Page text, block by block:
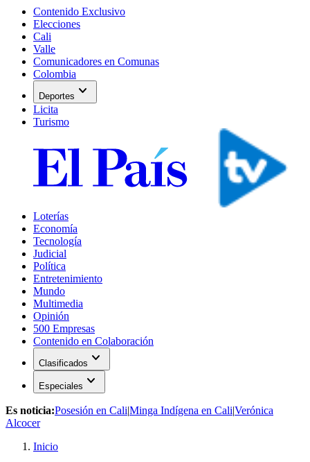
Contenido Exclusivo
Elecciones
Cali
Valle
Comunicadores en Comunas
Colombia
Deportes expand_more
Licita
Turismo
Loterías
Economía
Tecnología
Judicial
Política
Entretenimiento
Mundo
Multimedia
Opinión
500 Empresas
Contenido en Colaboración
Clasificados expand_more
Especiales expand_more
Es noticia:Posesión en Cali|Minga Indígena en Cali|Verónica
Alcocer
Inicio